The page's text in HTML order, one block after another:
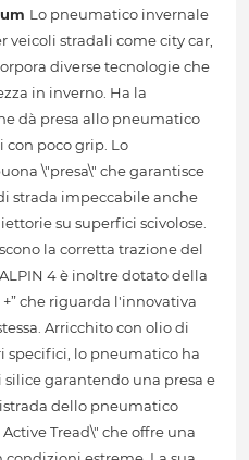
Lo pneumatico invernale
veicoli stradali come city car,
diverse tecnologie che
in inverno. Ha la
dà presa allo pneumatico
con poco grip. Lo
\"presa\" che garantisce
strada impeccabile anche
su superfici scivolose.
la corretta trazione del
4 è inoltre dotato della
che riguarda l'innovativa
Arricchito con olio di
specifici, lo pneumatico ha
garantendo una presa e
dello pneumatico
Tread\" che offre una